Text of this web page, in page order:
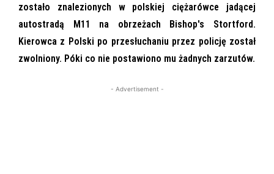
zostało znalezionych w polskiej ciężarówce jadącej
autostradą M11 na obrzeżach Bishop's Stortford.
Kierowca z Polski po przesłuchaniu przez policję został
zwolniony. Póki co nie postawiono mu żadnych zarzutów.
- Advertisement -